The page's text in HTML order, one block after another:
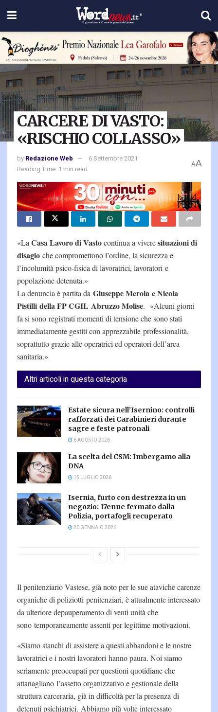
CARCERE DI VASTO:
«RISCHIO COLLASSO»
by Redazione Web
6 Settembre 2021
Reading Time: 1 min read
AA
«La Casa Lavoro di Vastocontinua a viveresituazioni di
disagio che compromettono l’ordine, la sicurezza e
l’incolumità psico-fisica di lavoratrici, lavoratori e
popolazione detenuta.»
La denuncia è partita da Giuseppe Merola e Nicola
Pistilli della FP CGIL Abruzzo Molise. «Alcuni giorni
fa si sono registrati momenti di tensione che sono stati
immediatamente gestiti con apprezzabile professionalità,
soprattutto grazie alle operatrici ed operatori dell’area
sanitaria.»
Altri articoli in questa categoria
Estate sicura nell’Isernino: controlli
rafforzati dei Carabinieri durante
sagre e feste patronali
6 AGOSTO 2026
La scelta del CSM: Imbergamo alla
DNA
15 LUGLIO 2026
Isernia, furto con destrezza in un
negozio: 17enne fermato dalla
Polizia, portafogli recuperato
20 GENNAIO 2026
Il penitenziario Vastese, già noto per le sue ataviche carenze
organiche di poliziotti penitenziari, è attualmente interessato
da ulteriore depauperamento di venti unità che
sono temporaneamente assenti per legittime motivazioni.
«Siamo stanchi di assistere a questi abbandoni e le nostre
lavoratrici e i nostri lavoratori hanno paura. Noi siamo
seriamente preoccupati per questioni quotidiane che
attanagliano l’assetto organizzativo e gestionale della
struttura carceraria, già in difficoltà per la presenza di
detenuti psichiatrici. Abbiamo più volte interessato